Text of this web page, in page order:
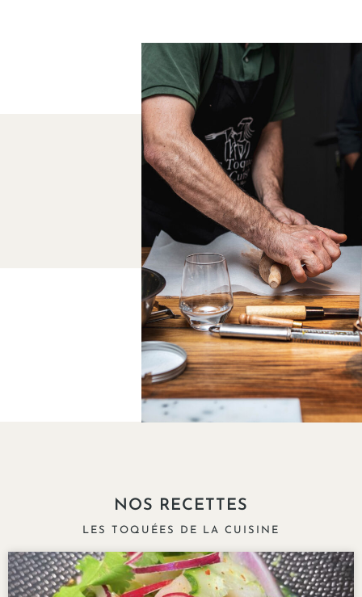
LE DRESSAGE
NOS RECETTES
LES TOQUÉES DE LA CUISINE